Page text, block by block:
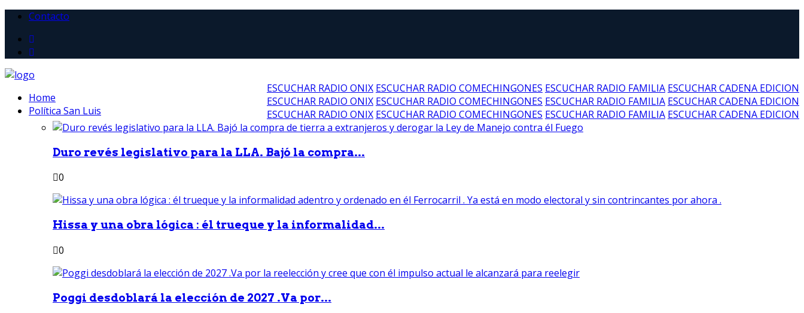
Contacto
ESCUCHAR RADIO ONIX ESCUCHAR RADIO COMECHINGONES ESCUCHAR RADIO FAMILIA ESCUCHAR CADENA EDICION
ESCUCHAR RADIO ONIX ESCUCHAR RADIO COMECHINGONES ESCUCHAR RADIO FAMILIA ESCUCHAR CADENA EDICION
ESCUCHAR RADIO ONIX ESCUCHAR RADIO COMECHINGONES ESCUCHAR RADIO FAMILIA ESCUCHAR CADENA EDICION
Home
Política San Luis
Duro revés legislativo para la LLA. Bajó la compra...
0
Hissa y una obra lógica : él trueque y la informalidad...
0
Poggi desdoblará la elección de 2027 .Va por...